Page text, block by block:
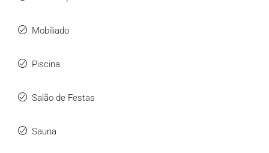
Mobiliado
Piscina
Salão de Festas
Sauna